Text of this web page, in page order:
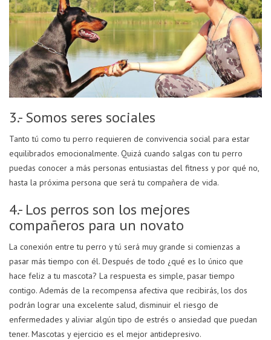
3.- Somos seres sociales
Tanto tú como tu perro requieren de convivencia social para estar
equilibrados emocionalmente. Quizá cuando salgas con tu perro
puedas conocer a más personas entusiastas del fitness y por qué no,
hasta la próxima persona que será tu compañera de vida.
4.- Los perros son los mejores
compañeros para un novato
La conexión entre tu perro y tú será muy grande si comienzas a
pasar más tiempo con él. Después de todo ¿qué es lo único que
hace feliz a tu mascota? La respuesta es simple, pasar tiempo
contigo. Además de la recompensa afectiva que recibirás, los dos
podrán lograr una excelente salud, disminuir el riesgo de
enfermedades y aliviar algún tipo de estrés o ansiedad que puedan
tener. Mascotas y ejercicio es el mejor antidepresivo.